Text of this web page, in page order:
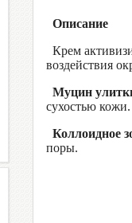
Описание
Крем
воздействия
Муцин
сухостью кожи.
Коллоидное
поры.